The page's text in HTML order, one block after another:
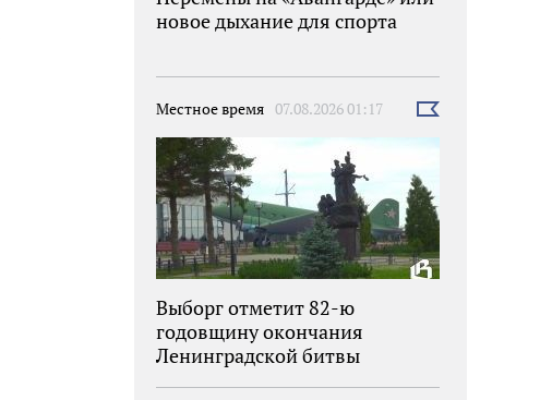
новое дыхание для спорта
Местное время 07.08.2026 01:17
Выбрать
Выборг отметит 82-ю
годовщину окончания
Ленинградской битвы